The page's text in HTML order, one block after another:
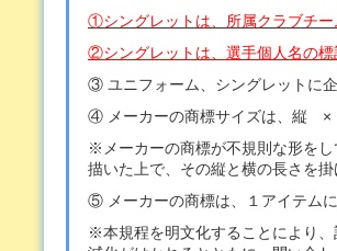
①シングレットは、所属クラブチ
②シングレットは、選手個人名の
③ ユニフォーム、シングレットに
④ メーカーの商標サイズは、縦
※メーカーの商標が不規則な形を
描いた上で、その縦と横の長さを
⑤ メーカーの商標は、１アイテム
※本規程を明文化することにより